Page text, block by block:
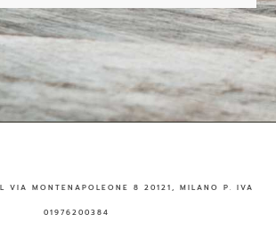
VIA MONTENAPOLEONE 8 20121, MILANO P. IVA
01976200384